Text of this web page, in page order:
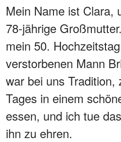
Mein Name ist Clara,
78-jährige
mein 50.
verstorbenen Mann
war bei uns Tradition,
Tages in einem
essen, und ich tue
ihn zu ehren.